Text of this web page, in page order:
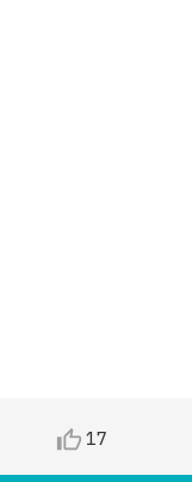
thumb_up_alt17